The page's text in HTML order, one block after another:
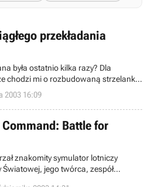
przekładania
była ostatnio kilka razy? Dla
chodzi mi o rozbudowaną strzelankę
odpowiada zespół Brat
Nie uwierzycie jednak co stało się tym
taka sytuacja nastąpi) - otóż pełna
się na sklepowych półkach
2003 16:09
Battle for
znakomity symulator lotniczy
jego twórca, zespół
zaistniał na światowym rynku i